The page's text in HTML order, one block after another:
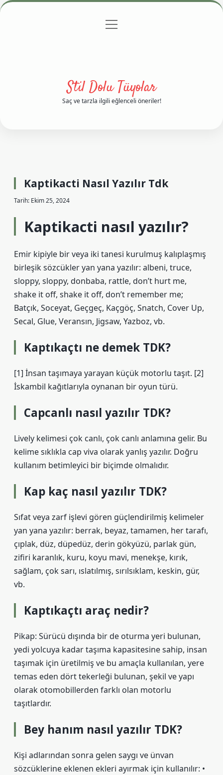
Gizlilik Politikası
menüyü
Stil Dolu Tüyolar
Saç ve tarzla ilgili eğlenceli öneriler!
Kaptikacti Nasıl Yazılır Tdk
Tarih: Ekim 25, 2024
Kaptikacti nasıl yazılır?
Emir kipiyle bir veya iki tanesi kurulmuş kalıplaşmış
birleşik sözcükler yan yana yazılır: albeni, truce,
sloppy, sloppy, donbaba, rattle, don’t hurt me,
shake it off, shake it off, don’t remember me;
Batçık, Soceyat, Geçgeç, Kaçgöç, Snatch, Cover Up,
Secal, Glue, Veransın, Jigsaw, Yazboz, vb.
Kaptıkaçtı ne demek TDK?
[1] İnsan taşımaya yarayan küçük motorlu taşıt. [2]
İskambil kağıtlarıyla oynanan bir oyun türü.
Capcanlı nasıl yazılır TDK?
Lively kelimesi çok canlı, çok canlı anlamına gelir. Bu
kelime sıklıkla cap viva olarak yanlış yazılır. Doğru
kullanım betimleyici bir biçimde olmalıdır.
Kap kaç nasıl yazılır TDK?
Sıfat veya zarf işlevi gören güçlendirilmiş kelimeler
yan yana yazılır: berrak, beyaz, tamamen, her tarafı,
çıplak, düz, düpedüz, derin gökyüzü, parlak gün,
zifiri karanlık, kuru, koyu mavi, menekşe, kırık,
sağlam, çok sarı, ıslatılmış, sırılsıklam, keskin, gür,
vb.
Kaptıkaçtı araç nedir?
Pikap: Sürücü dışında bir de oturma yeri bulunan,
yedi yolcuya kadar taşıma kapasitesine sahip, insan
taşımak için üretilmiş ve bu amaçla kullanılan, yere
temas eden dört tekerleği bulunan, şekil ve yapı
olarak otomobillerden farklı olan motorlu
taşıtlardır.
Bey hanım nasıl yazılır TDK?
Kişi adlarından sonra gelen saygı ve ünvan
sözcüklerine eklenen ekleri ayırmak için kullanılır: •